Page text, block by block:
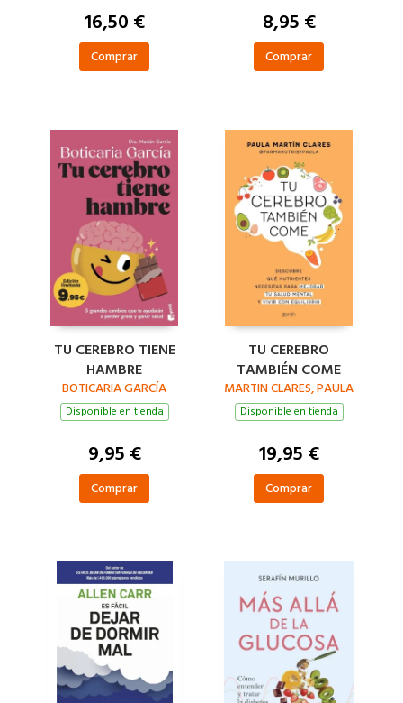
16,50 €
Comprar
8,95 €
Comprar
TU CEREBRO TIENE
HAMBRE
BOTICARIA GARCÍA
Disponible en tienda
9,95 €
Comprar
TU CEREBRO
TAMBIÉN COME
MARTIN CLARES, PAULA
Disponible en tienda
19,95 €
Comprar